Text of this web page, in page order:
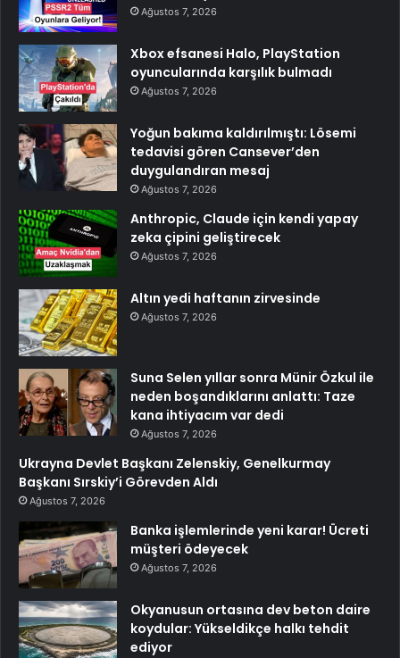
Ağustos 7, 2026
Xbox efsanesi Halo, PlayStation
oyuncularında karşılık bulmadı
Ağustos 7, 2026
Yoğun bakıma kaldırılmıştı: Lösemi
tedavisi gören Cansever’den
duygulandıran mesaj
Ağustos 7, 2026
Anthropic, Claude için kendi yapay
zeka çipini geliştirecek
Ağustos 7, 2026
Altın yedi haftanın zirvesinde
Ağustos 7, 2026
Suna Selen yıllar sonra Münir Özkul ile
neden boşandıklarını anlattı: Taze
kana ihtiyacım var dedi
Ağustos 7, 2026
Ukrayna Devlet Başkanı Zelenskiy, Genelkurmay
Başkanı Sırskiy’i Görevden Aldı
Ağustos 7, 2026
Banka işlemlerinde yeni karar! Ücreti
müşteri ödeyecek
Ağustos 7, 2026
Okyanusun ortasına dev beton daire
koydular: Yükseldikçe halkı tehdit
ediyor